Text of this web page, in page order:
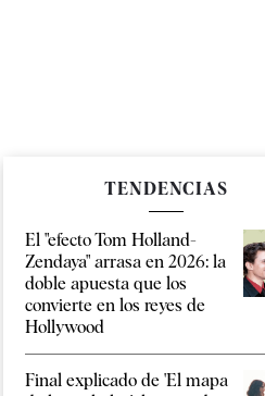
TENDENCIAS
El "efecto Tom Holland-
Zendaya" arrasa en 2026: la
doble apuesta que los
convierte en los reyes de
Hollywood
Final explicado de 'El mapa